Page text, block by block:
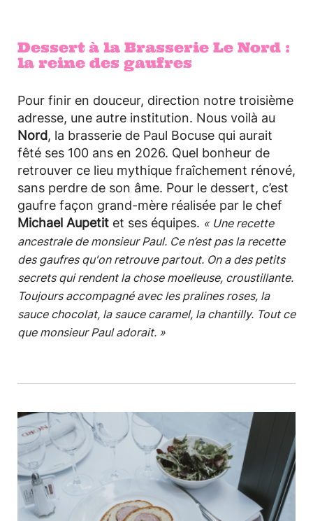
Dessert à la Brasserie Le Nord :
la reine des gaufres
Pour finir en douceur, direction notre troisième
adresse, une autre institution. Nous voilà au
Nord, la brasserie de Paul Bocuse qui aurait
fêté ses 100 ans en 2026. Quel bonheur de
retrouver ce lieu mythique fraîchement rénové,
sans perdre de son âme. Pour le dessert, c’est
gaufre façon grand-mère réalisée par le chef
Michael Aupetit et ses équipes. « Une recette
ancestrale de monsieur Paul. Ce n’est pas la recette
des gaufres qu'on retrouve partout. On a des petits
secrets qui rendent la chose moelleuse, croustillante.
Toujours accompagné avec les pralines roses, la
sauce chocolat, la sauce caramel, la chantilly. Tout ce
que monsieur Paul adorait. »